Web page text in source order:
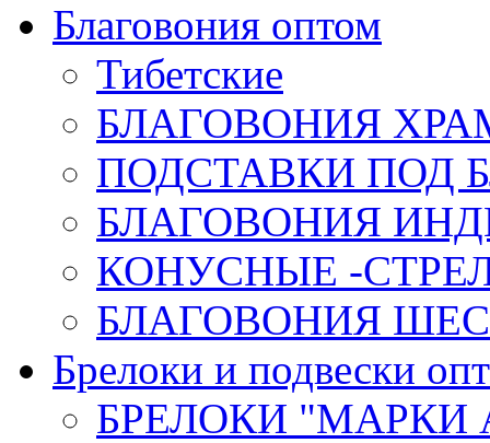
Благовония оптом
Тибетские
БЛАГОВОНИЯ
ПОДСТАВКИ ПОД
БЛАГОВОНИЯ
КОНУСНЫЕ -
БЛАГОВОНИЯ
Брелоки и подвески
БРЕЛОКИ "МАРКИ